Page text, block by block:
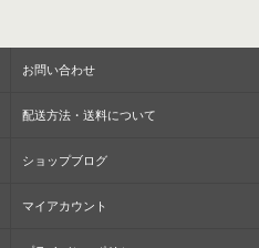
お問い合わせ
配送方法・送料について
ショップブログ
マイアカウント